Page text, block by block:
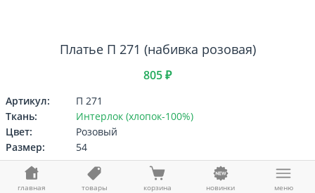
Платье П 271 (набивка розовая)
805 ₽
Артикул:
П 271
Ткань:
Интерлок (хлопок-100%)
Цвет:
Розовый
Размер:
54
ВыберитеРазмер